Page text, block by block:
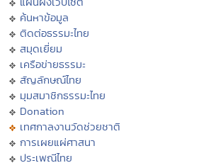
ค้นหาข้อมูล
ติดต่อธรรมะไทย
สมุดเยี่ยม
เครือข่ายธรรมะ
สัญลักษณ์ไทย
มุมสมาชิกธรรมะไทย
Donation
เทศกาลงานวัดช่วยชาติ
การเผยแผ่ศาสนา
ประเพณีไทย